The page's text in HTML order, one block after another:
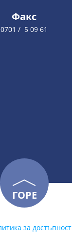
Факс
0701 / 5 09 61
ГОРЕ
за достъпност